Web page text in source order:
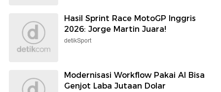
Hasil Sprint Race MotoGP Inggris
2026: Jorge Martin Juara!
detikSport
Modernisasi Workflow Pakai AI Bisa
Genjot Laba Jutaan Dolar